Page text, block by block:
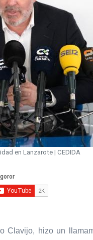
en Lanzarote | CEDIDA
hizo un